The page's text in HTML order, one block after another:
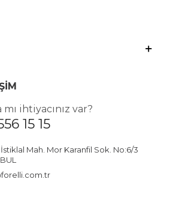
mı ihtiyacınız var?
15 15
Mah. Mor Karanfil Sok. No:6/3